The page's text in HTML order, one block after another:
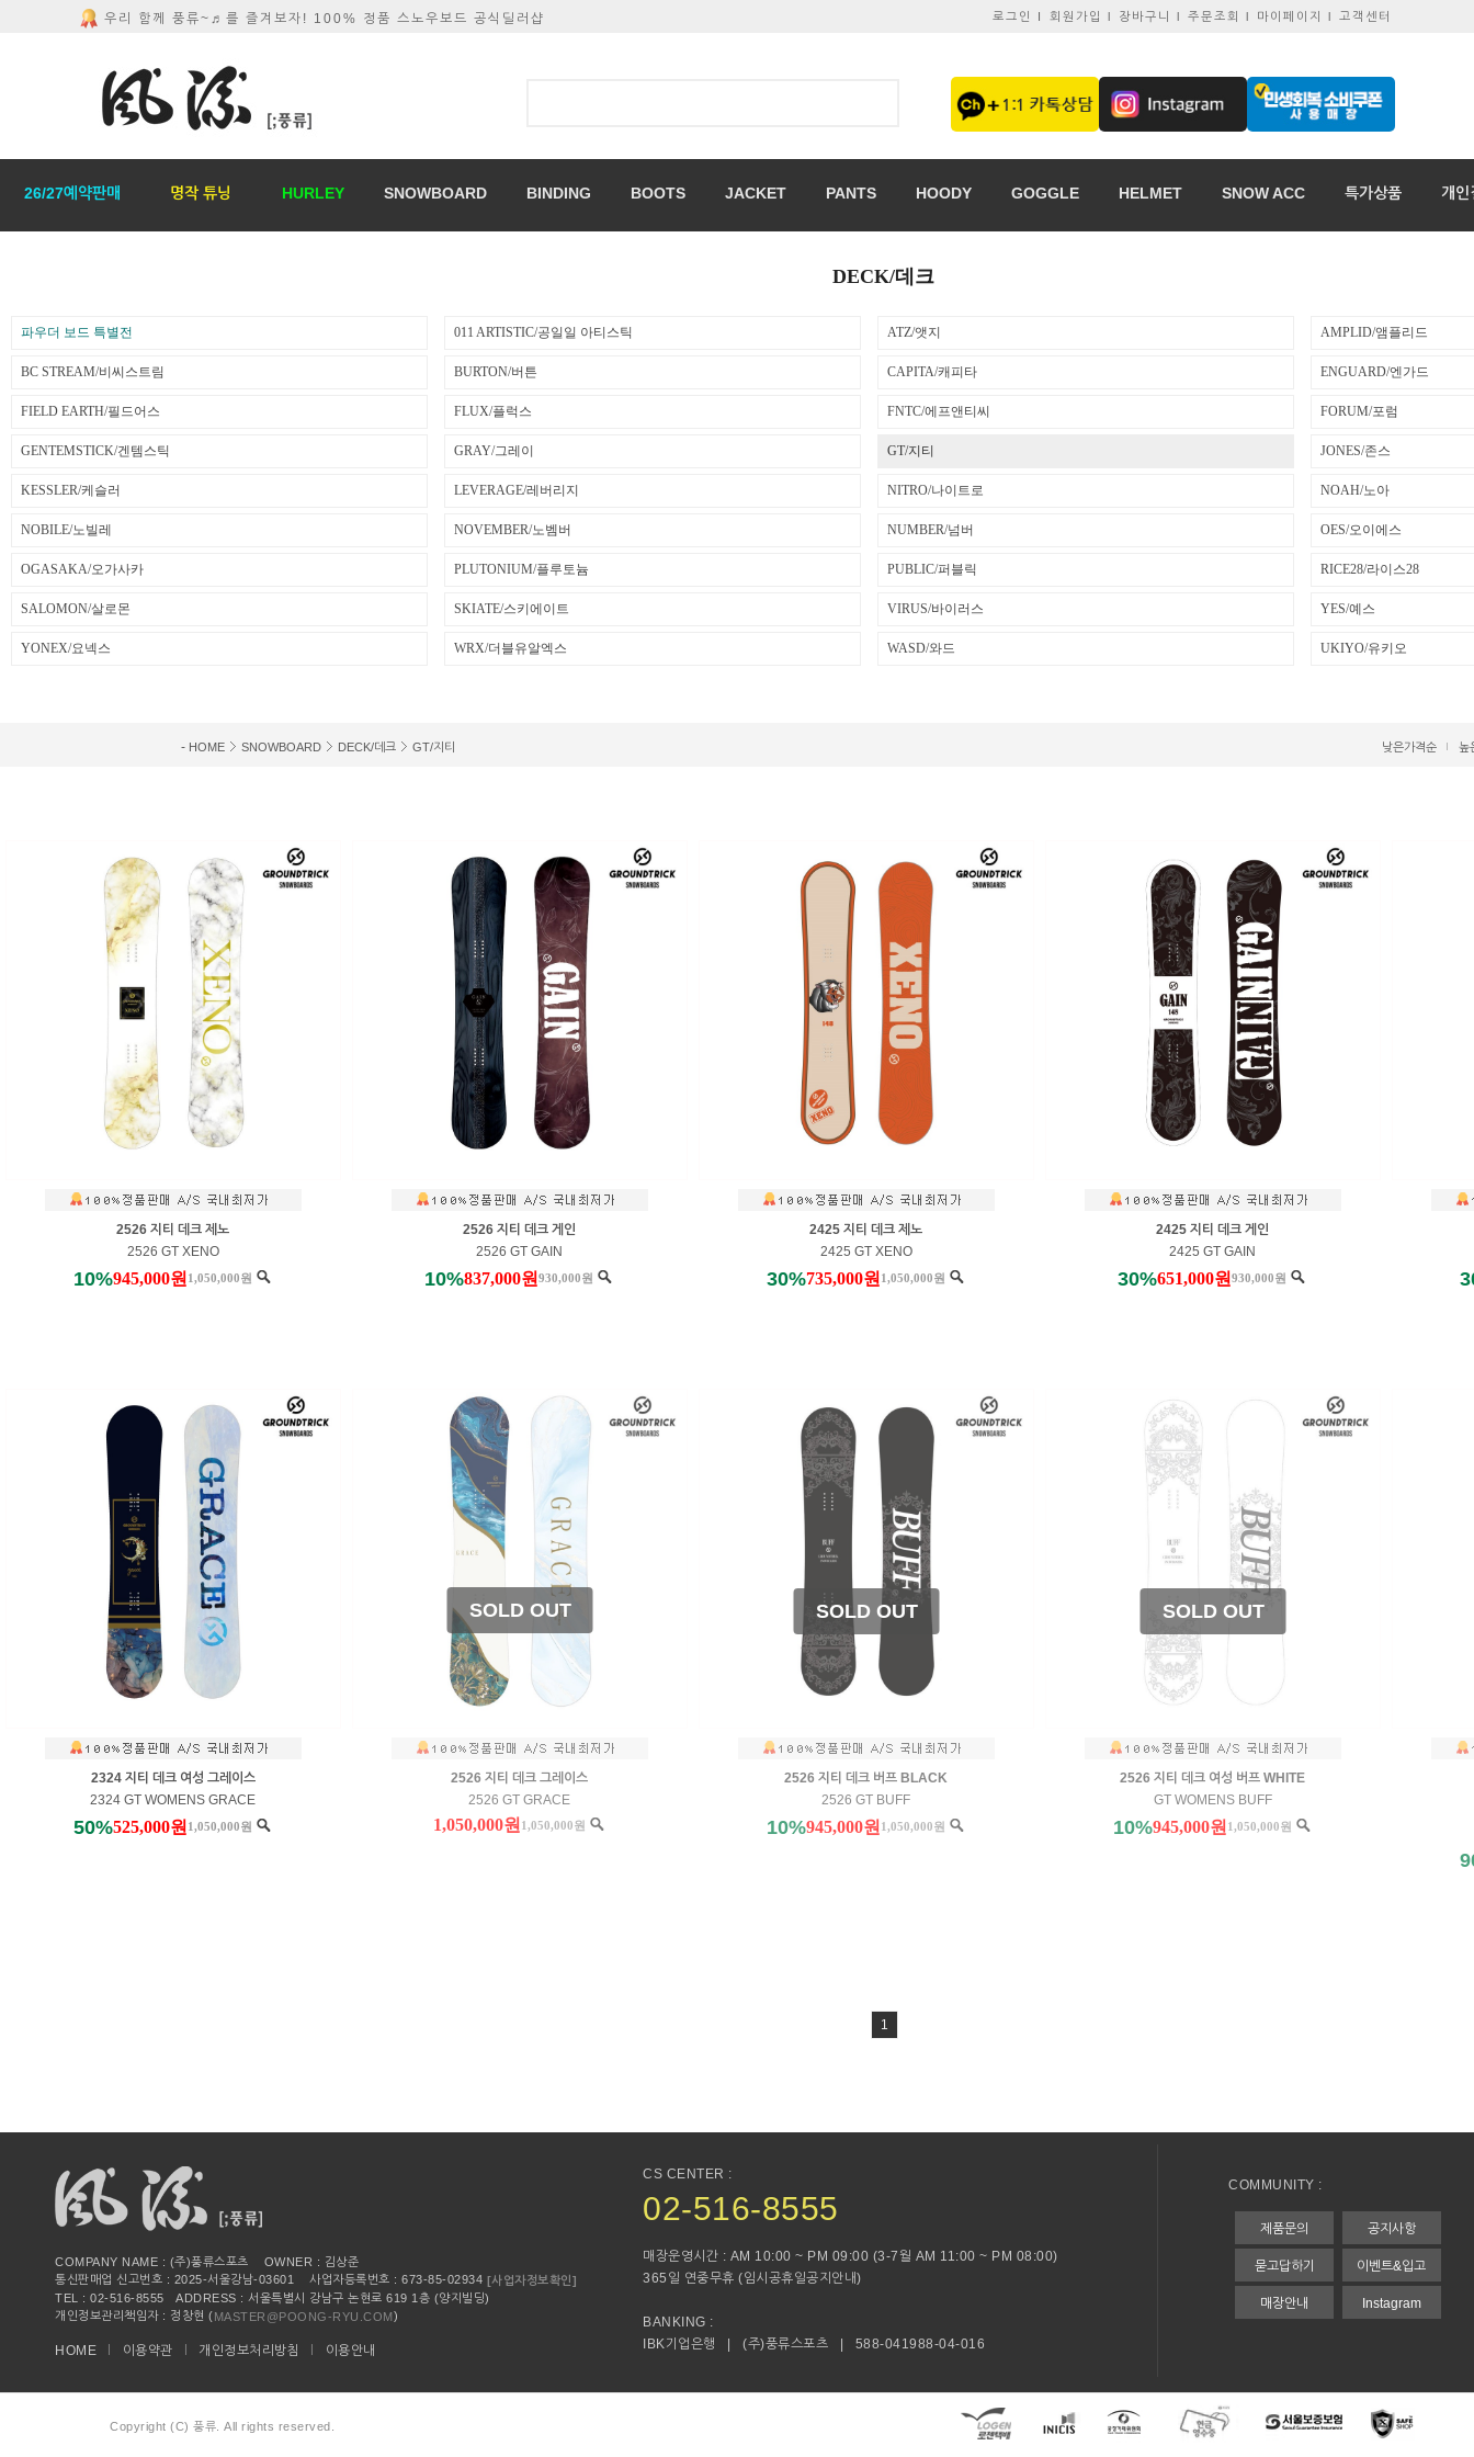
우리 함께 풍류~♬를 즐겨보자! 100% 정품 스노우보드 공식딜러샵 로그인 I 회원가입 l 장바구니 l 주문조회 l 마이페이지 l 고객센터
26/27예약판매 명작 튜닝 HURLEY SNOWBOARD BINDING BOOTS JACKET PANTS HOODY GOGGLE HELMET SNOW ACC 특가상품 개인
DECK/데크
파우더 보드 특별전 011 ARTISTIC/공일일 아티스틱 ATZ/앳지 AMPLID/앰플리드
BC STREAM/비씨스트림 BURTON/버튼 CAPITA/캐피타 ENGUARD/엔가드
FIELD EARTH/필드어스 FLUX/플럭스 FNTC/에프앤티씨 FORUM/포럼
GENTEMSTICK/겐템스틱 GRAY/그레이 GT/지티 JONES/존스
KESSLER/케슬러 LEVERAGE/레버리지 NITRO/나이트로 NOAH/노아
NOBILE/노빌레 NOVEMBER/노벰버 NUMBER/넘버 OES/오이에스
OGASAKA/오가사카 PLUTONIUM/플루토늄 PUBLIC/퍼블릭 RICE28/라이스28
SALOMON/살로몬 SKIATE/스키에이트 VIRUS/바이러스 YES/예스
YONEX/요넥스 WRX/더블유알엑스 WASD/와드 UKIYO/유키오
- HOME SNOWBOARD DECK/데크 GT/지티 낮은가격순 높
2526 지티 데크 제노
2526 GT XENO
10%945,000원 1,050,000원
2526 지티 데크 게인
2526 GT GAIN
10%837,000원 930,000원
2425 지티 데크 제노
2425 GT XENO
30%735,000원 1,050,000원
2425 지티 데크 게인
2425 GT GAIN
30%651,000원 930,000원
2324 지티 데크 여성 그레이스
2324 GT WOMENS GRACE
50%525,000원 1,050,000원
2526 지티 데크 그레이스
2526 GT GRACE
1,050,000원 1,050,000원
2526 지티 데크 버프 BLACK
2526 GT BUFF
10%945,000원 1,050,000원
2526 지티 데크 여성 버프 WHITE
GT WOMENS BUFF
10%945,000원 1,050,000원
1
COMPANY NAME : (주)풍류스포츠 OWNER : 김상준
통신판매업 신고번호 : 2025-서울강남-03601 사업자등록번호 : 673-85-02934 [사업자정보확인]
TEL : 02-516-8555 ADDRESS : 서울특별시 강남구 논현로 619 1층 (양지빌딩)
개인정보관리책임자 : 정창현 ( MASTER@POONG-RYU.COM)
HOME 이용약관 개인정보처리방침 이용안내
CS CENTER :
02-516-8555
매장운영시간 : AM 10:00 ~ PM 09:00 (3-7월 AM 11:00 ~ PM 08:00)
365일 연중무휴 (임시공휴일공지안내)
BANKING :
IBK기업은행 | (주)풍류스포츠 | 588-041988-04-016
COMMUNITY :
제품문의 공지사항
묻고답하기 이벤트&입고
매장안내 Instagram
Copyright (C) 풍류. All rights reserved.